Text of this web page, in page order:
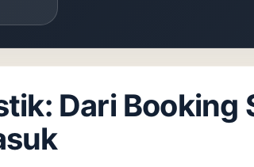
Dari Booking